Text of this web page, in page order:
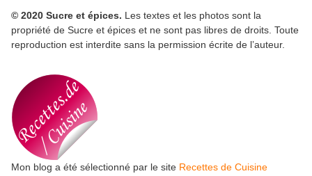
© 2020 Sucre et épices. Les textes et les photos sont la
propriété de Sucre et épices et ne sont pas libres de droits. Toute
reproduction est interdite sans la permission écrite de l’auteur.
Mon blog a été sélectionné par le site Recettes de Cuisine